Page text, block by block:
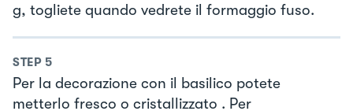
g, togliete quando vedrete il formaggio fuso.
STEP 5
Per la decorazione con il basilico potete
metterlo fresco o cristallizzato . Per